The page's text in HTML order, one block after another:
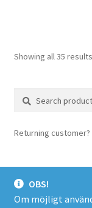
Showing all 35 results
Search
Search
Returning customer?
OBS!
Om möjligt